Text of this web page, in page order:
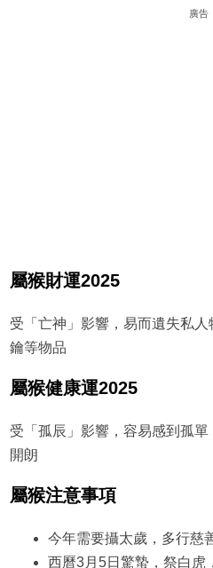
廣告
屬猴財運2025
受「亡神」影響，易而遺失私
鑰等物品
屬猴健康運2025
受「孤辰」影響，容易感到孤
開朗
屬猴注意事項
今年需要攝太歲，多行慈
西曆3月5日驚蟄，祭白虎